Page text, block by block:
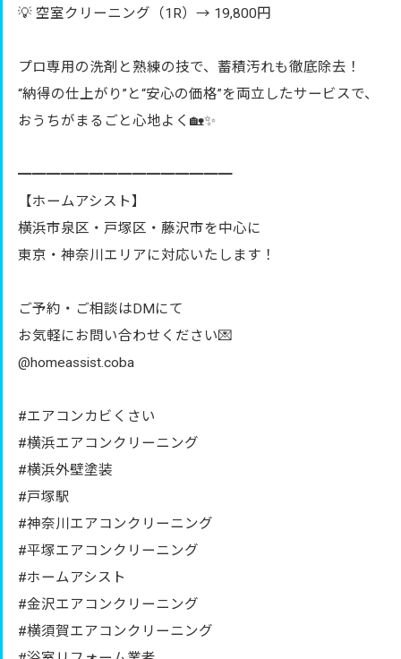
💡 空室クリーニング（1R）→ 19,800円
プロ専用の洗剤と熟練の技で、蓄積汚れも徹底除去！
“納得の仕上がり”と“安心の価格”を両立したサービスで、
おうちがまるごと心地よく🏡✨
━━━━━━━━━━━━━━━
【ホームアシスト】
横浜市泉区・戸塚区・藤沢市を中心に
東京・神奈川エリアに対応いたします！
ご予約・ご相談はDMにて
お気軽にお問い合わせください💌
@homeassist.coba
#エアコンカビくさい
#横浜エアコンクリーニング
#横浜外壁塗装
#戸塚駅
#神奈川エアコンクリーニング
#平塚エアコンクリーニング
#ホームアシスト
#金沢エアコンクリーニング
#横須賀エアコンクリーニング